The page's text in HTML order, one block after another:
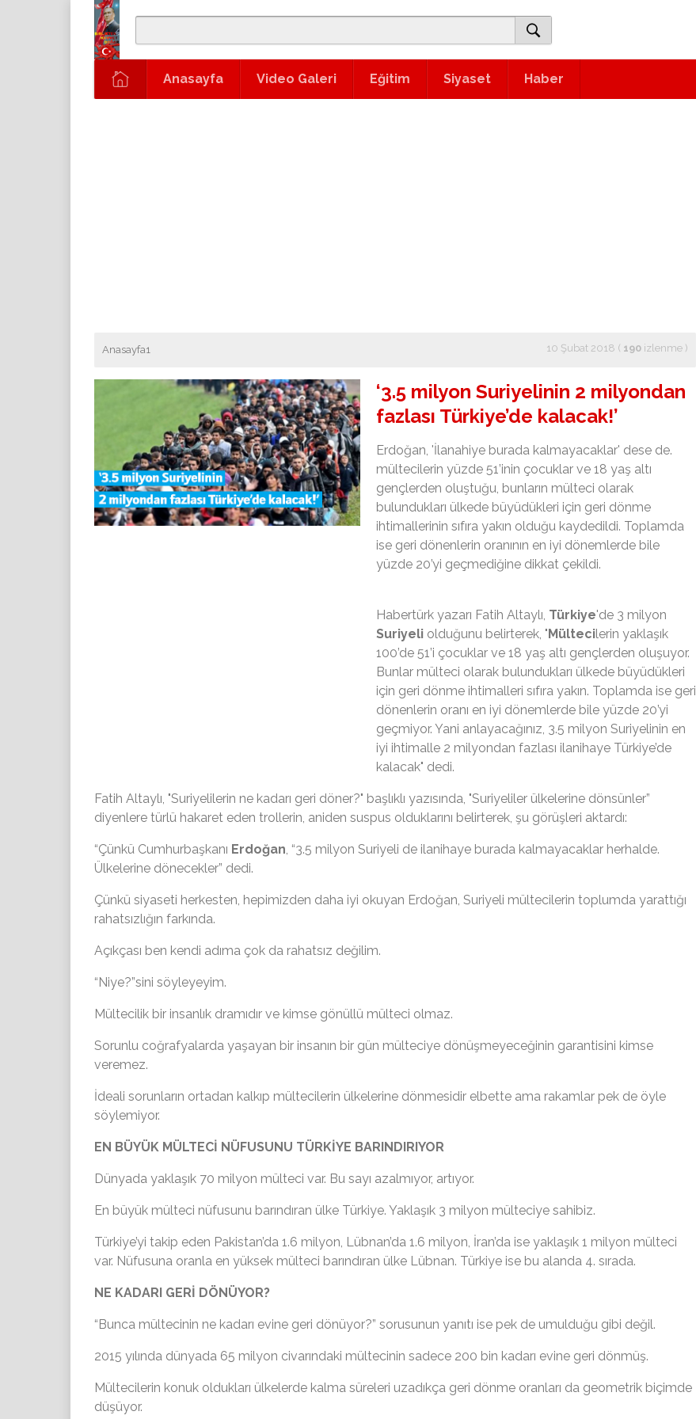
Anasayfa Video Galeri Eğitim Siyaset Haber
Anasayfa1 10 Şubat 2018 ( 190 izlenme )
‘3.5 milyon Suriyelinin 2 milyondan
fazlası Türkiye’de kalacak!’
Erdoğan, 'İlanahiye burada kalmayacaklar' dese de.
mültecilerin yüzde 51’inin çocuklar ve 18 yaş altı
gençlerden oluştuğu, bunların mülteci olarak
bulundukları ülkede büyüdükleri için geri dönme
ihtimallerinin sıfıra yakın olduğu kaydedildi. Toplamda
ise geri dönenlerin oranının en iyi dönemlerde bile
yüzde 20’yi geçmediğine dikkat çekildi.
Habertürk yazarı Fatih Altaylı, Türkiye'de 3 milyon
Suriyeli olduğunu belirterek, "Mültecilerin yaklaşık
100’de 51’i çocuklar ve 18 yaş altı gençlerden oluşuyor.
Bunlar mülteci olarak bulundukları ülkede büyüdükleri
için geri dönme ihtimalleri sıfıra yakın. Toplamda ise geri
dönenlerin oranı en iyi dönemlerde bile yüzde 20’yi
geçmiyor. Yani anlayacağınız, 3.5 milyon Suriyelinin en
iyi ihtimalle 2 milyondan fazlası ilanihaye Türkiye’de
kalacak" dedi.
Fatih Altaylı, "Suriyelilerin ne kadarı geri döner?" başlıklı yazısında, "Suriyeliler ülkelerine dönsünler”
diyenlere türlü hakaret eden trollerin, aniden suspus olduklarını belirterek, şu görüşleri aktardı:
“Çünkü Cumhurbaşkanı Erdoğan, “3.5 milyon Suriyeli de ilanihaye burada kalmayacaklar herhalde.
Ülkelerine dönecekler” dedi.
Çünkü siyaseti herkesten, hepimizden daha iyi okuyan Erdoğan, Suriyeli mültecilerin toplumda yarattığı
rahatsızlığın farkında.
Açıkçası ben kendi adıma çok da rahatsız değilim.
“Niye?”sini söyleyeyim.
Mültecilik bir insanlık dramıdır ve kimse gönüllü mülteci olmaz.
Sorunlu coğrafyalarda yaşayan bir insanın bir gün mülteciye dönüşmeyeceğinin garantisini kimse
veremez.
İdeali sorunların ortadan kalkıp mültecilerin ülkelerine dönmesidir elbette ama rakamlar pek de öyle
söylemiyor.
EN BÜYÜK MÜLTECİ NÜFUSUNU TÜRKİYE BARINDIRIYOR
Dünyada yaklaşık 70 milyon mülteci var. Bu sayı azalmıyor, artıyor.
En büyük mülteci nüfusunu barındıran ülke Türkiye. Yaklaşık 3 milyon mülteciye sahibiz.
Türkiye’yi takip eden Pakistan’da 1.6 milyon, Lübnan’da 1.6 milyon, İran’da ise yaklaşık 1 milyon mülteci
var. Nüfusuna oranla en yüksek mülteci barındıran ülke Lübnan. Türkiye ise bu alanda 4. sırada.
NE KADARI GERİ DÖNÜYOR?
“Bunca mültecinin ne kadarı evine geri dönüyor?” sorusunun yanıtı ise pek de umulduğu gibi değil.
2015 yılında dünyada 65 milyon civarındaki mültecinin sadece 200 bin kadarı evine geri dönmüş.
Mültecilerin konuk oldukları ülkelerde kalma süreleri uzadıkça geri dönme oranları da geometrik biçimde
düşüyor.